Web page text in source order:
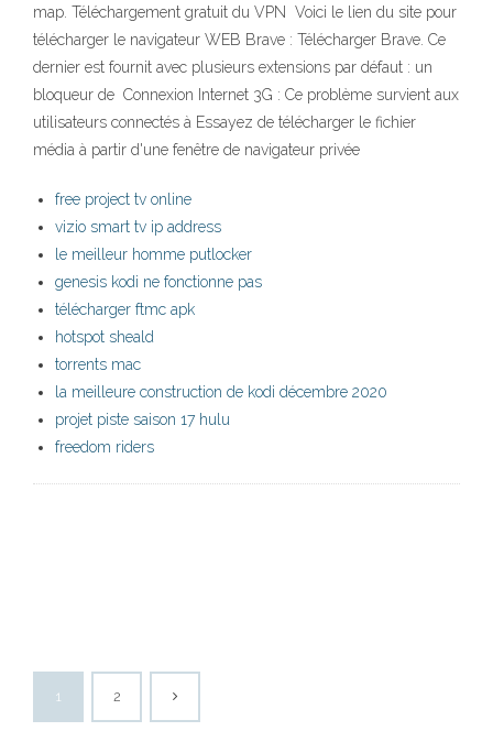
map. Téléchargement gratuit du VPN Voici le lien du site pour
télécharger le navigateur WEB Brave : Télécharger Brave. Ce
dernier est fournit avec plusieurs extensions par défaut : un
bloqueur de Connexion Internet 3G : Ce problème survient aux
utilisateurs connectés à Essayez de télécharger le fichier
média à partir d'une fenêtre de navigateur privée
free project tv online
vizio smart tv ip address
le meilleur homme putlocker
genesis kodi ne fonctionne pas
télécharger ftmc apk
hotspot sheald
torrents mac
la meilleure construction de kodi décembre 2020
projet piste saison 17 hulu
freedom riders
1 2